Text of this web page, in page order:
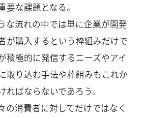
要な課題となる。
な流れの中では単に企業が開発
が購入するという枠組みだけで
積極的に発信するニーズやアイ
取り込む手法や枠組みもこれか
ればならないであろう。
の消費者に対してだけではなく